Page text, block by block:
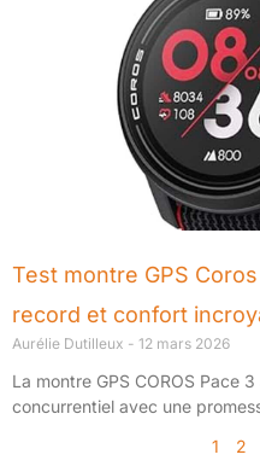
Test montre GPS
record et confort
Aurélie Dutilleux 12 mars 2026
La montre GPS COROS Pace
concurrentiel avec une
1
2